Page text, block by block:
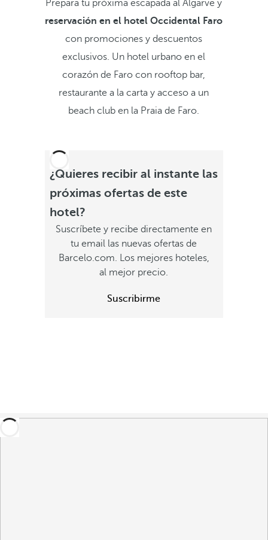
Prepara tu próxima escapada al Algarve y
reservación en el hotel Occidental Faro
con promociones y descuentos
exclusivos. Un hotel urbano en el
corazón de Faro con rooftop bar,
restaurante a la carta y acceso a un
beach club en la Praia de Faro.
¿Quieres recibir al instante las
próximas ofertas de este
hotel?
Suscríbete y recibe directamente en
tu email las nuevas ofertas de
Barcelo.com. Los mejores hoteles,
al mejor precio.
Suscribirme